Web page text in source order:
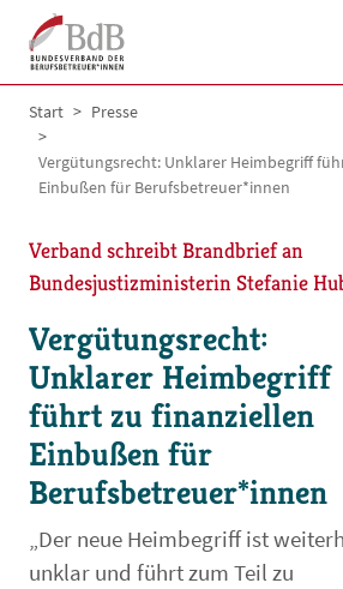
Skip to main navigation
Skip to main content
Skip to page footer
You are here:
Start Presse
Vergütungsrecht: Unklarer Heimbegriff
Einbußen für Berufsbetreuer*innen
Verband schreibt Brandbrief an
Bundesjustizministerin Stefanie
Vergütungsrecht:
Unklarer Heimbegriff
führt zu finanziellen
Einbußen für
Berufsbetreuer*innen
„Der neue Heimbegriff ist
unklar und führt zum Teil zu